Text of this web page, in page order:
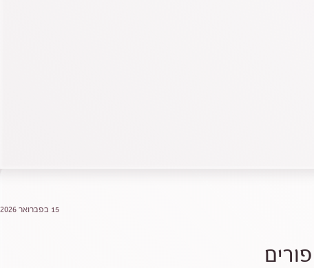
15 בפברואר 2026